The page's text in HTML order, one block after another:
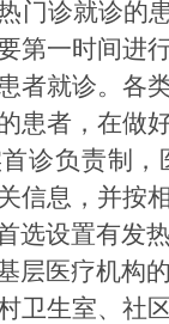
诊就诊的患
第一时间进
者就诊。各
患者，在做
诊负责制
信息，并按
选设置有发
医疗机构的
生室、社区